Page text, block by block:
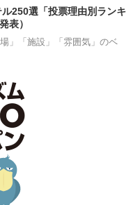
250選「投票理由別ランキ
表）
」「施設」「雰囲気」のベ